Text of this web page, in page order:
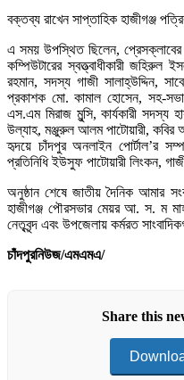
বক্তব্য রাখেন সাপ্তাহিক হাজীগঞ্জ
এ সময় উপস্থিত ছিলেন, প্রেসক্লাবের
কম্পিউটারের স্বত্ত্বাধীকারী জহিরুল
রহমান, সদস্য গাজী সালাহ্উদ্দিন,
প্রকাশক মো. কামাল হোসেন, সহ-
এস.এম মিরাজ মুন্সি, কার্যকারী সদস্য
উল্যাহ, মঞ্জুরুল আলম পাটোয়ারী, কবির
হৃদয়ে চাঁদপুর অনলাইন পোর্টাল’র
প্রতিনিধি ইউসুফ পাটোয়ারী লিংকন,
অনুষ্ঠান শেষে জাতীয় দৈনিক আমার
হাজীগঞ্জ পৌরসভার মেয়র আ. স. ম
নেতৃবৃন্দ এবং উপজেলায় কর্মরত
চাঁদপুরনিউজ/এমএমএ/
Share this